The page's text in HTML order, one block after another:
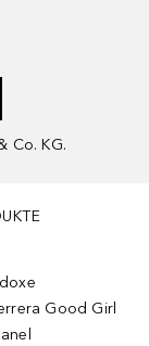
Co. KG.
Good Girl